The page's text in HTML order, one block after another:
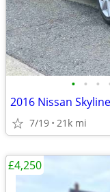
• • •
2016 Nissan
7/19 21k mi
£4,250